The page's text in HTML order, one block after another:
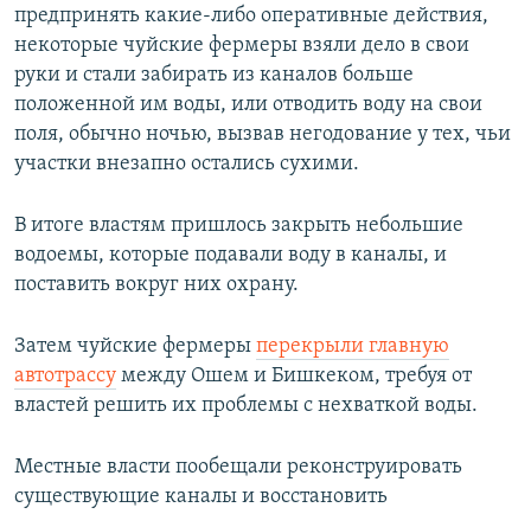
предпринять какие-либо оперативные действия,
некоторые чуйские фермеры взяли дело в свои
руки и стали забирать из каналов больше
положенной им воды, или отводить воду на свои
поля, обычно ночью, вызвав негодование у тех, чьи
участки внезапно остались сухими.
В итоге властям пришлось закрыть небольшие
водоемы, которые подавали воду в каналы, и
поставить вокруг них охрану.
Затем чуйские фермеры перекрыли главную
автотрассу между Ошем и Бишкеком, требуя от
властей решить их проблемы с нехваткой воды.
Местные власти пообещали реконструировать
существующие каналы и восстановить